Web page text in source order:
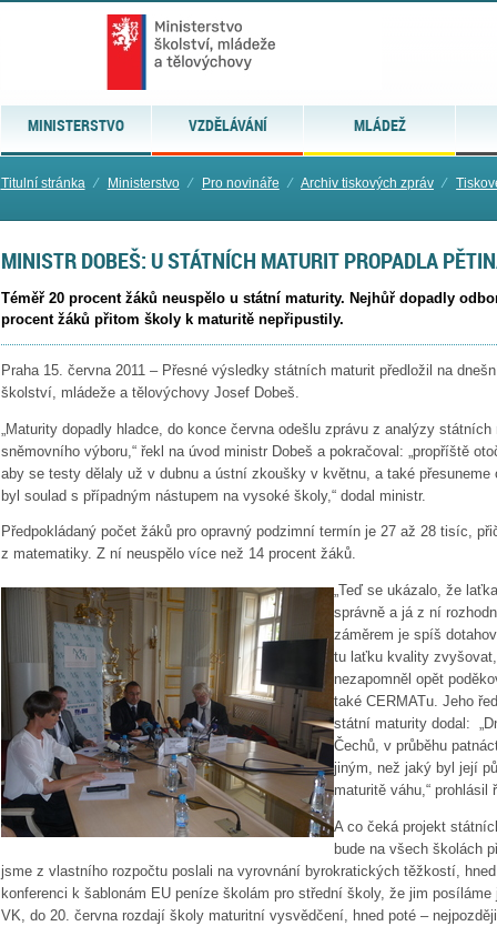
MINISTERSTVO VZDĚLÁVÁNÍ MLÁDEŽ
Titulní stránka ⁄ Ministerstvo ⁄ Pro novináře ⁄ Archiv tiskových zpráv ⁄
MINISTR DOBEŠ: U STÁTNÍCH MATURIT PROPADLA
Téměř 20 procent žáků neuspělo u státní maturity. Nejhůř dopadly
procent žáků přitom školy k maturitě nepřipustily.
Praha 15. června 2011 – Přesné výsledky státních maturit předložil na
školství, mládeže a tělovýchovy Josef Dobeš.
„Maturity dopadly hladce, do konce června odešlu zprávu z analýzy
sněmovního výboru,“ řekl na úvod ministr Dobeš a pokračoval: „propříště
aby se testy dělaly už v dubnu a ústní zkoušky v květnu, a také přesuneme
byl soulad s případným nástupem na vysoké školy,“ dodal ministr.
Předpokládaný počet žáků pro opravný podzimní termín je 27 až 28 tisíc,
z matematiky. Z ní neuspělo více než 14 procent žáků.
„Teď se ukázalo, že
správně a já z ní
záměrem je spíš
tu laťku kvality
nezapomněl opět
také CERMATu. Jeho
státní maturity dodal:
Čechů, v průběhu
jiným, než jaký byl její
maturitě váhu,“ prohlásil
A co čeká projekt
bude na všech školách
jsme z vlastního rozpočtu poslali na vyrovnání byrokratických těžkostí,
konferenci k šablonám EU peníze školám pro střední školy, že jim
VK, do 20. června rozdají školy maturitní vysvědčení, hned poté –